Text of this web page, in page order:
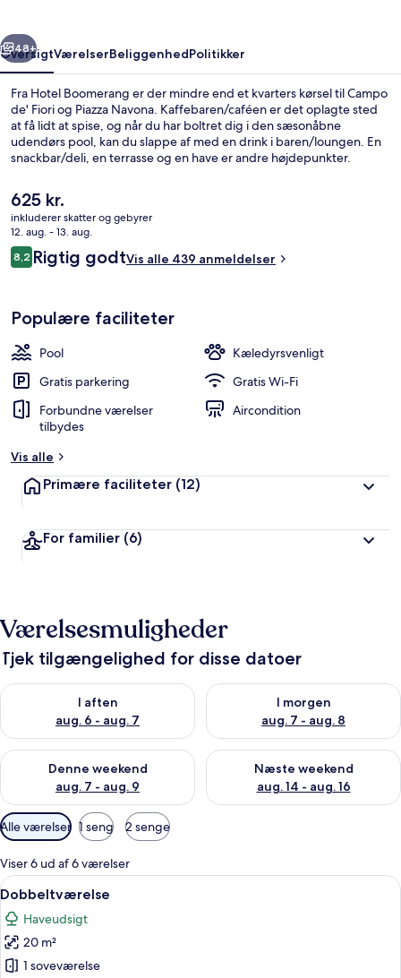
Næste
48+
OversigtVærelserBeliggenhedPolitikker
Fra Hotel Boomerang er der mindre end et kvarters kørsel til Campo
de' Fiori og Piazza Navona. Kaffebaren/caféen er det oplagte sted
at få lidt at spise, og når du har boltret dig i den sæsonåbne
udendørs pool, kan du slappe af med en drink i baren/loungen. En
snackbar/deli, en terrasse og en have er andre højdepunkter.
Den
nuværende
pris
er
625 kr.
625 kr.
inkluderer skatter og gebyrer
12. aug. - 13. aug.
Anmeldelser
8,28,2 ud af 10.
Rigtig godtVis alle 439 anmeldelser
Populære faciliteter
Pool
Kæledyrsvenligt
Gratis parkering
Gratis Wi-Fi
Forbundne værelser
tilbydes
Aircondition
Vis alle
Primære faciliteter (12)
For familier (6)
Værelsesmuligheder
Tjek tilgængelighed for disse datoer
I aften
aug. 6 - aug. 7
Tjek tilgængelighed for i aften aug. 6 - aug. 7
I morgen
aug. 7 - aug. 8
Tjek tilgængelighed for i
Denne weekend
aug. 7 - aug. 9
Tjek tilgængelighed for denne weekend aug. 7 - aug. 9
Næste weekend
aug. 14 - aug. 16
Tjek tilgængelighed for næste
Tilgængelige
filtre
for
værelser
Alle værelser 1 seng 2 senge
Viser 6 ud af 6 værelser
Indlæs
alle
billeder
af
Dobbeltværelse
Et moderne hotelværelse med en
4
Dobbeltværelse
Haveudsigt
20 m²
1 soveværelse